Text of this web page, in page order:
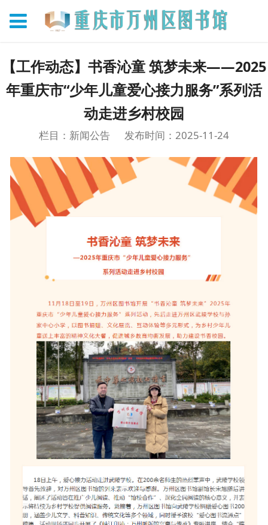
【工作动态】书香沁童 筑梦未来——2025
年重庆市“少年儿童爱心接力服务”系列活
动走进乡村校园
栏目：新闻公告 发布时间：2025-11-24